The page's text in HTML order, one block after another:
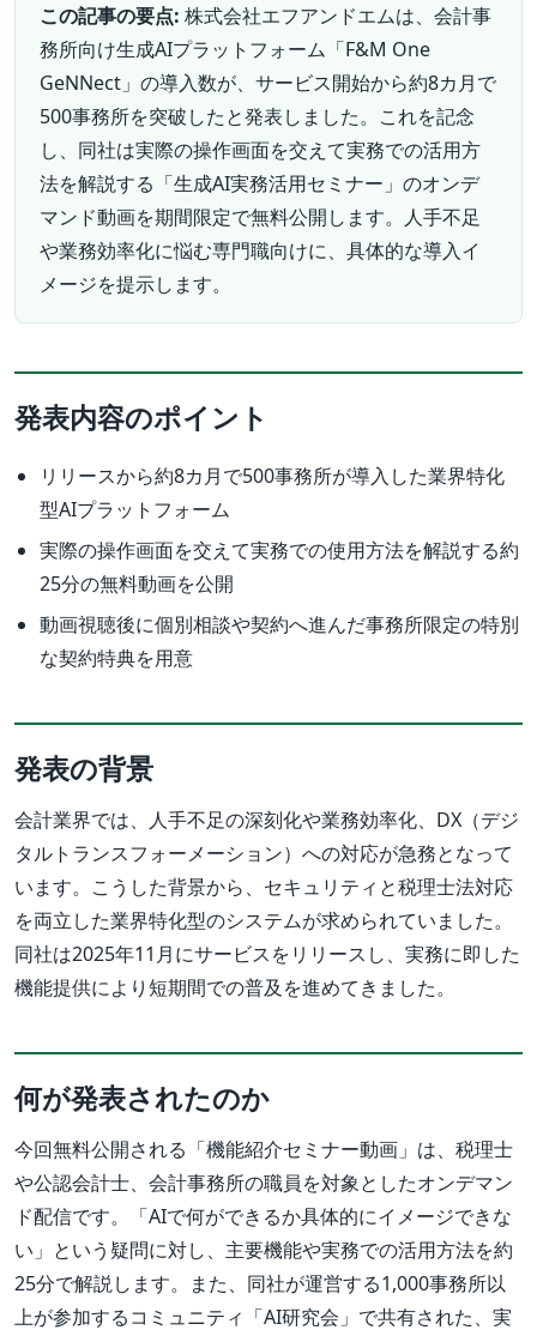
この記事の要点: 株式会社エフアンドエムは、会計事
務所向け生成AIプラットフォーム「F&M One
GeNNect」の導入数が、サービス開始から約8カ月で
500事務所を突破したと発表しました。これを記念
し、同社は実際の操作画面を交えて実務での活用方
法を解説する「生成AI実務活用セミナー」のオンデ
マンド動画を期間限定で無料公開します。人手不足
や業務効率化に悩む専門職向けに、具体的な導入イ
メージを提示します。
発表内容のポイント
リリースから約8カ月で500事務所が導入した業界特化
型AIプラットフォーム
実際の操作画面を交えて実務での使用方法を解説する約
25分の無料動画を公開
動画視聴後に個別相談や契約へ進んだ事務所限定の特別
な契約特典を用意
発表の背景
会計業界では、人手不足の深刻化や業務効率化、DX（デジ
タルトランスフォーメーション）への対応が急務となって
います。こうした背景から、セキュリティと税理士法対応
を両立した業界特化型のシステムが求められていました。
同社は2025年11月にサービスをリリースし、実務に即した
機能提供により短期間での普及を進めてきました。
何が発表されたのか
今回無料公開される「機能紹介セミナー動画」は、税理士
や公認会計士、会計事務所の職員を対象としたオンデマン
ド配信です。「AIで何ができるか具体的にイメージできな
い」という疑問に対し、主要機能や実務での活用方法を約
25分で解説します。また、同社が運営する1,000事務所以
上が参加するコミュニティ「AI研究会」で共有された、実